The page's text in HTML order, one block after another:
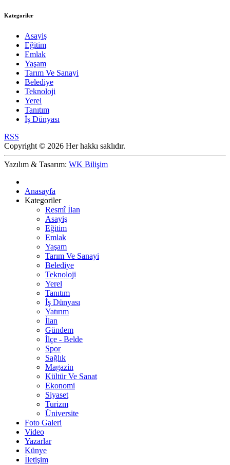
Kategoriler
Asayiş
Eğitim
Emlak
Yaşam
Tarım Ve Sanayi
Belediye
Teknoloji
Yerel
Tanıtım
İş Dünyası
RSS
Copyright © 2026 Her hakkı saklıdır.
Yazılım & Tasarım: WK Bilişim
Anasayfa
Kategoriler
Resmî İlan
Asayiş
Eğitim
Emlak
Yaşam
Tarım Ve Sanayi
Belediye
Teknoloji
Yerel
Tanıtım
İş Dünyası
Yatırım
İlan
Gündem
İlçe - Belde
Spor
Sağlık
Magazin
Kültür Ve Sanat
Ekonomi
Siyaset
Turizm
Üniversite
Foto Galeri
Video
Yazarlar
Künye
İletişim